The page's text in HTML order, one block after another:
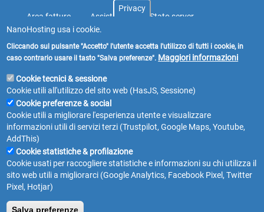
Area fatture Assistenza Stato server
Copyright © 2026ITEasyWeb S.n.c.di Daniele Monchiero e
Via Villarbasse, 27/E - 10141 - Torino (TO) - Italia
Partita IVA & Codice Fiscale: 10881280019 - REA: TO-1169454
011 399 9005-Whatsapp Business
Privacy
NanoHosting usa i cookie.
Cliccando sul pulsante "Accetto" l'utente accetta l'utilizzo di tutti i cookie, in
caso contrario usare il tasto "Salva preferenze". Maggiori informazioni
Cookie tecnici & sessione
Cookie utili all'utilizzo del sito web (HasJS, Sessione)
Cookie preferenze & social
Cookie utili a migliorare l'esperienza utente e visualizzare
informazioni utili di servizi terzi (Trustpilot, Google Maps, Youtube,
AddThis)
Cookie statistiche & profilazione
Cookie usati per raccogliere statistiche e informazioni su chi utilizza il
sito web utili a migliorarci (Google Analytics, Facebook Pixel, Twitter
Pixel, Hotjar)
Salva preferenze